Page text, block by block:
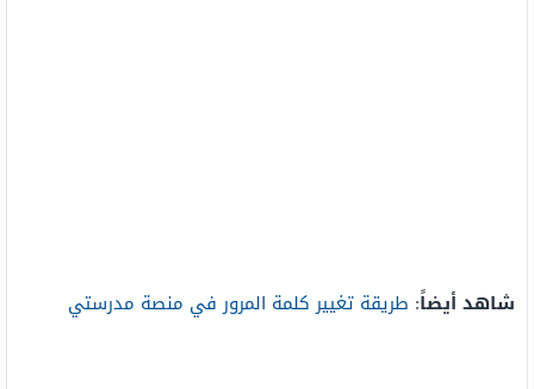
شاهد أيضاً: طريقة تغيير كلمة المرور في منصة مدرستي